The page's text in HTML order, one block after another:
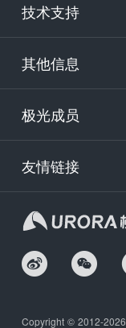
技术支持
其他信息
极光成员
友情链接
Copyright © 2012-2026